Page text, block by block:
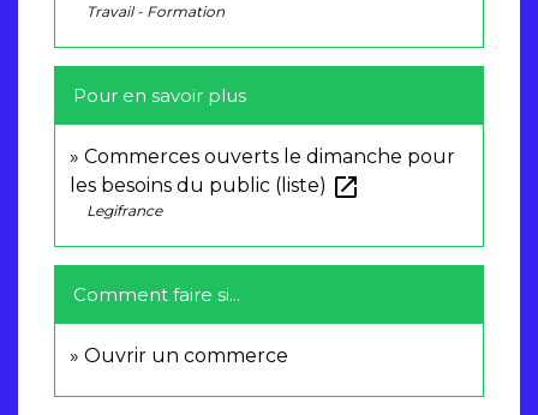
Travail - Formation
Pour en savoir plus
Commerces ouverts le dimanche pour
les besoins du public (liste) open_in_new
Legifrance
Comment faire si...
Ouvrir un commerce